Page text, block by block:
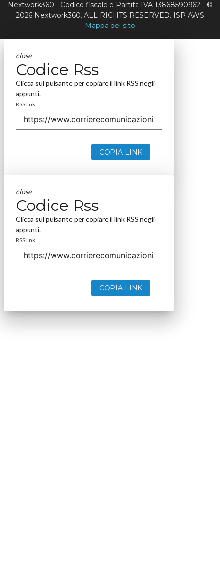
Nextwork360 - Codice fiscale e Partita IVA 13868590962 - ©
2026 Nextwork360. ALL RIGHTS RESERVED. ISP AWS
Mappa del sito
close
Codice Rss
Clicca sul pulsante per copiare il link RSS negli
appunti.
RSS link
COPIA LINK
close
Codice Rss
Clicca sul pulsante per copiare il link RSS negli
appunti.
RSS link
COPIA LINK